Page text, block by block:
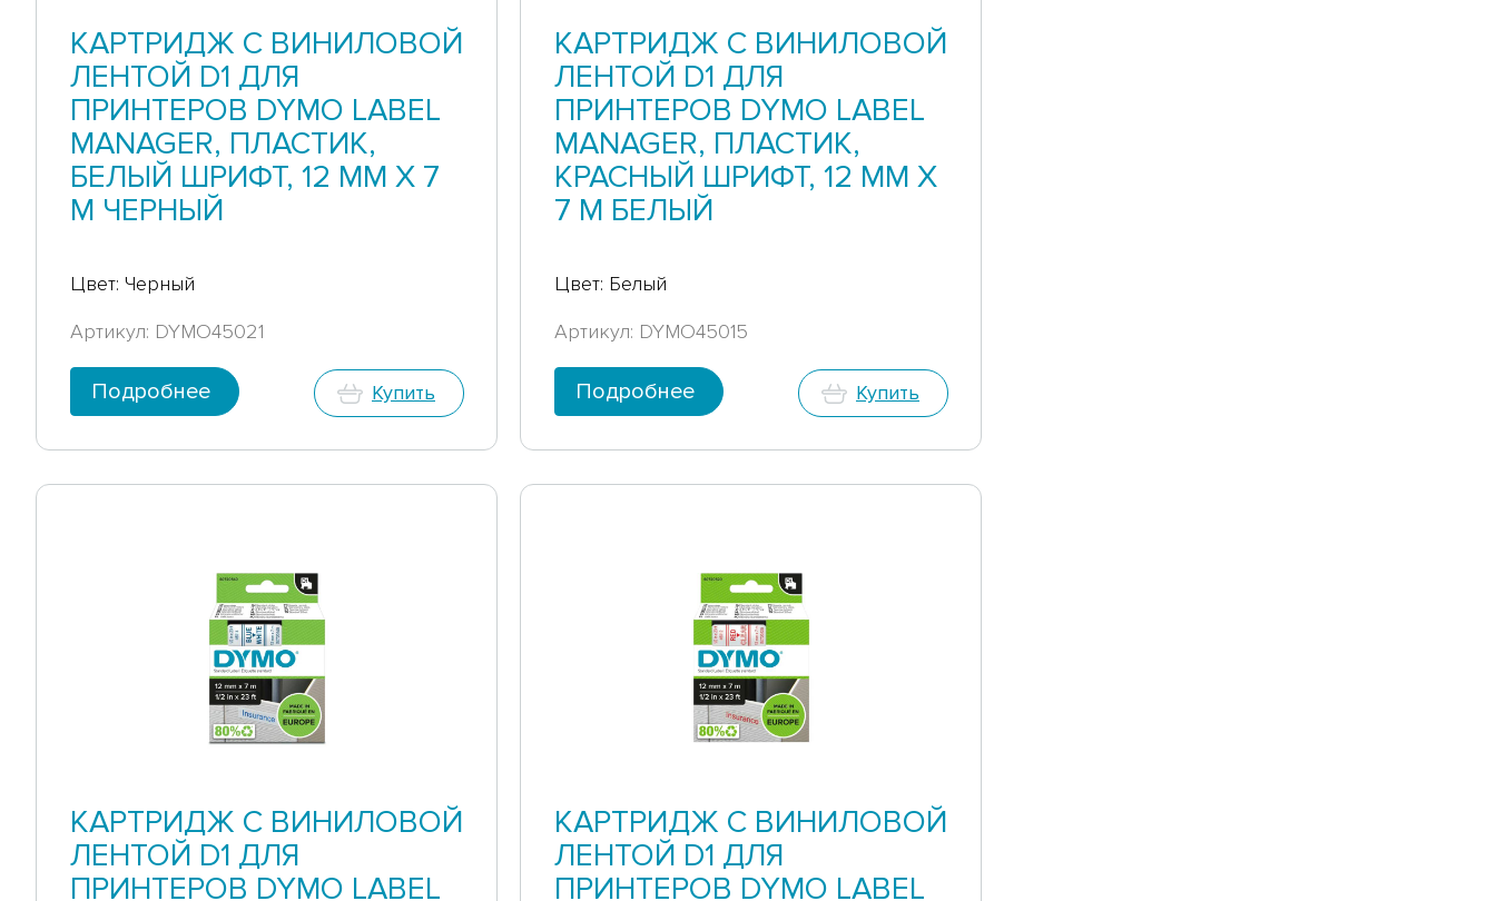
КАРТРИДЖ С ВИНИЛОВОЙ
ЛЕНТОЙ D1 ДЛЯ
ПРИНТЕРОВ DYMO LABEL
MANAGER, ПЛАСТИК,
БЕЛЫЙ ШРИФТ, 12 ММ Х 7
М ЧЕРНЫЙ
Цвет: Черный
Артикул: DYMO45021
Подробнее Купить
КАРТРИДЖ С ВИНИЛОВОЙ
ЛЕНТОЙ D1 ДЛЯ
ПРИНТЕРОВ DYMO LABEL
MANAGER, ПЛАСТИК,
КРАСНЫЙ ШРИФТ, 12 ММ Х
7 М БЕЛЫЙ
Цвет: Белый
Артикул: DYMO45015
Подробнее Купить
КАРТРИДЖ С ВИНИЛОВОЙ
ЛЕНТОЙ D1 ДЛЯ
ПРИНТЕРОВ DYMO LABEL
КАРТРИДЖ С ВИНИЛОВОЙ
ЛЕНТОЙ D1 ДЛЯ
ПРИНТЕРОВ DYMO LABEL